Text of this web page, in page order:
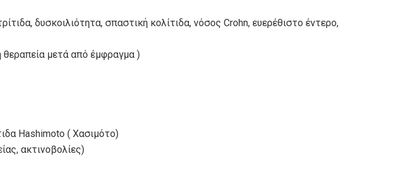
δυσκοιλιότητα, σπαστική κολίτιδα, νόσος Crohn, ευερέθιστο έντερο,
μετά από έμφραγμα )
Hashimoto ( Χασιμότο)
ακτινοβολίες)